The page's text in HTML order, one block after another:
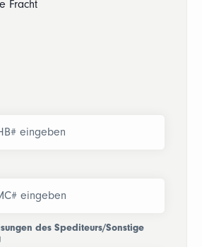
Fracht
des Spediteurs/Sonstige